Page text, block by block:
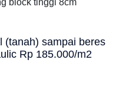
block tinggi 8cm
(tanah) sampai beres
Rp 185.000/m2